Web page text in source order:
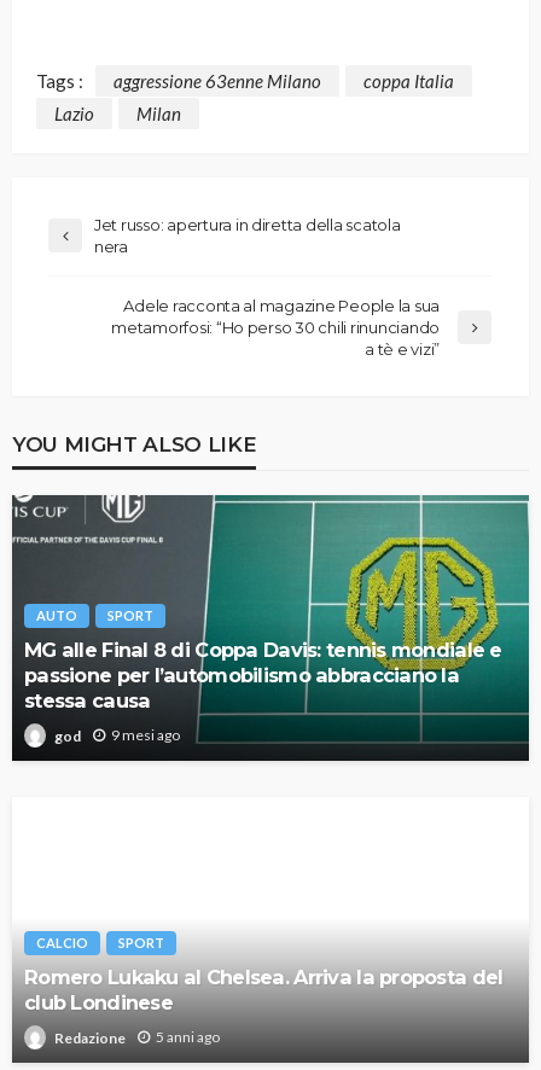
Tags : aggressione 63enne Milano
coppa Italia
Lazio
Milan
Jet russo: apertura in diretta della scatola
nera
Adele racconta al magazine People la sua
metamorfosi: “Ho perso 30 chili rinunciando
a tè e vizi”
YOU MIGHT ALSO LIKE
AUTO SPORT
MG alle Final 8 di Coppa Davis: tennis mondiale e
passione per l’automobilismo abbracciano la
stessa causa
god 9 mesi ago
CALCIO SPORT
Romero Lukaku al Chelsea. Arriva la proposta del
club Londinese
Redazione 5 anni ago